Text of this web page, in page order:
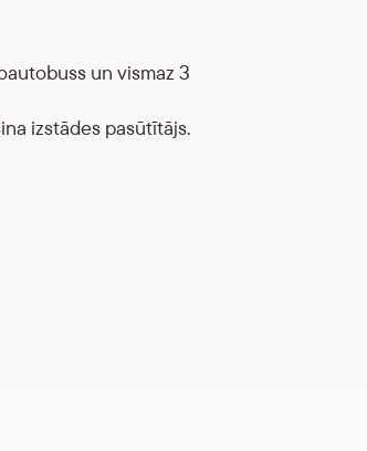
un vismaz 3
izstādes pasūtītājs.